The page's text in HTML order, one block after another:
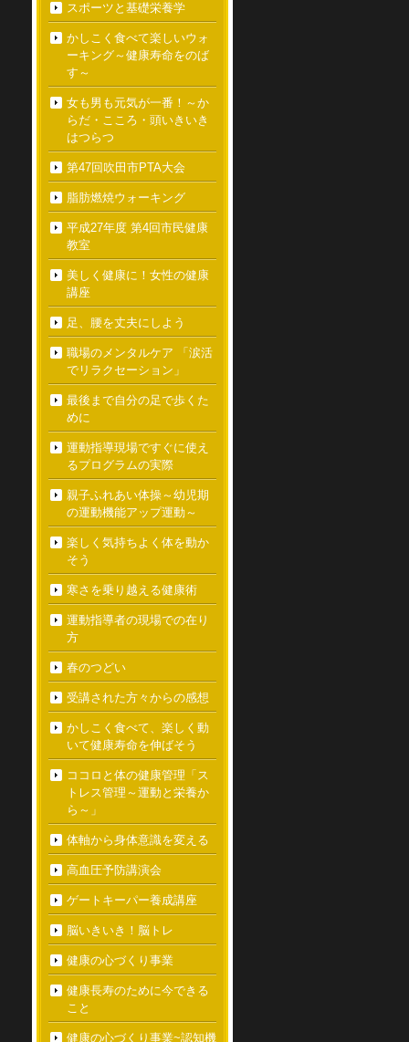
スポーツと基礎栄養学
かしこく食べて楽しいウォ
ーキング～健康寿命をのば
す～
女も男も元気が一番！～か
らだ・こころ・頭いきいき
はつらつ
第47回吹田市PTA大会
脂肪燃焼ウォーキング
平成27年度 第4回市民健康
教室
美しく健康に！女性の健康
講座
足、腰を丈夫にしよう
職場のメンタルケア 「涙活
でリラクセーション」
最後まで自分の足で歩くた
めに
運動指導現場ですぐに使え
るプログラムの実際
親子ふれあい体操～幼児期
の運動機能アップ運動～
楽しく気持ちよく体を動か
そう
寒さを乗り越える健康術
運動指導者の現場での在り
方
春のつどい
受講された方々からの感想
かしこく食べて、楽しく動
いて健康寿命を伸ばそう
ココロと体の健康管理「ス
トレス管理～運動と栄養か
ら～」
体軸から身体意識を変える
高血圧予防講演会
ゲートキーパー養成講座
脳いきいき！脳トレ
健康の心づくり事業
健康長寿のために今できる
こと
健康の心づくり事業~認知機